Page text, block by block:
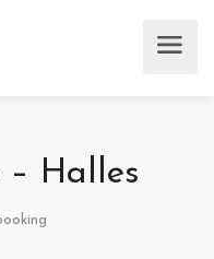
– Halles